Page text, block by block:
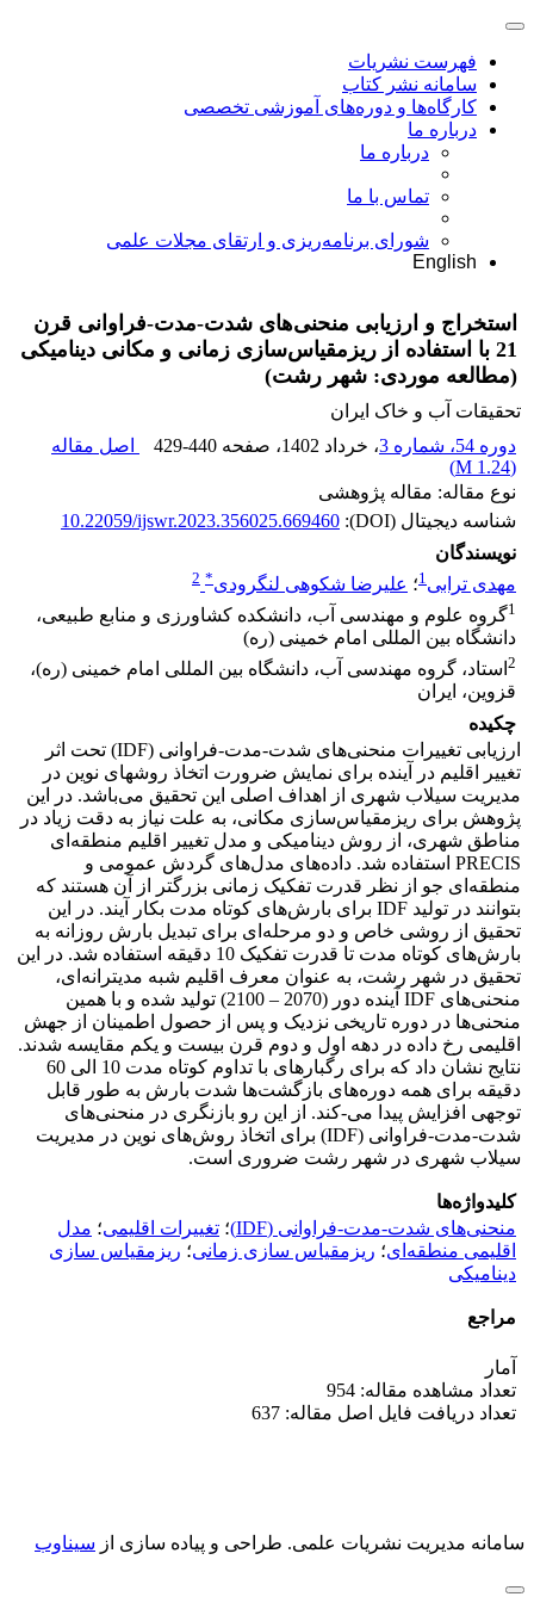
فهرست نشریات
سامانه نشر کتاب
کارگاه‌ها و دوره‌های آموزشی تخصصی
درباره ما
درباره ما
تماس با ما
شورای برنامه‌ریزی و ارتقای مجلات علمی
English
استخراج و ارزیابی منحنی‌های شدت-مدت-فراوانی قرن
21 با استفاده از ریزمقیاس‌سازی زمانی و مکانی دینامیکی
(مطالعه موردی: شهر رشت)
تحقیقات آب و خاک ایران
دوره 54، شماره 3
، خرداد 1402 ، صفحه 429-440
اصل مقاله
(
1.24 M
)
نوع مقاله: مقاله پژوهشی
شناسه دیجیتال (DOI):
10.22059/ijswr.2023.356025.669460
نویسندگان
مهدی ترابی1؛ علیرضا شکوهی لنگرودی*
2
1گروه علوم و مهندسی آب، دانشکده کشاورزی و منابع طبیعی،
دانشگاه بین المللی امام خمینی (ره)
2 استاد، گروه مهندسی آب، دانشگاه بین المللی امام خمینی (ره)،
قزوین، ایران
چکیده
ارزیابی تغییرات منحنی‌های شدت-مدت-فراوانی (IDF) تحت اثر
تغییر اقلیم در آینده برای نمایش ضرورت اتخاذ روشهای نوین در
مدیریت سیلاب شهری از اهداف اصلی این تحقیق می‌باشد. در این
پژوهش برای ریزمقیاس‌سازی مکانی، به علت نیاز به دقت زیاد در
مناطق شهری، از روش دینامیکی و مدل تغییر اقلیم منطقه‌ای
PRECIS استفاده شد. داده‌های مدل‌های گردش عمومی و
منطقه‌ای جو از نظر قدرت تفکیک زمانی بزرگتر از آن هستند که
بتوانند در تولید IDF برای بارش‌های کوتاه مدت بکار آیند. در این
تحقیق از روشی خاص و دو مرحله‌ای برای تبدیل بارش روزانه به
بارش‌های کوتاه مدت تا قدرت تفکیک 10 دقیقه استفاده شد. در این
تحقیق در شهر رشت، به عنوان معرف اقلیم شبه مدیترانه‌ای،
منحنی‌های IDF آینده دور (2070 – 2100) تولید شده و با همین
منحنی‌ها در دوره تاریخی نزدیک و پس از حصول اطمینان از جهش
اقلیمی رخ داده در دهه‌ اول و دوم قرن بیست و یکم مقایسه شدند.
نتایج نشان داد که برای رگبارهای با تداوم کوتاه مدت 10 الی 60
دقیقه برای همه دوره‌های بازگشت‌ها شدت بارش به طور قابل
توجهی افزایش پیدا می-کند. از این رو بازنگری در منحنی‌های
شدت-مدت-فراوانی (IDF) برای اتخاذ روش‌های نوین در مدیریت
سیلاب شهری در شهر رشت ضروری است.
کلیدواژه‌ها
منحنی‌های شدت-مدت-فراوانی (IDF)
؛ تغییرات اقلیمی؛ مدل
اقلیمی منطقه‌ای؛ ریزمقیاس سازی زمانی؛ ریزمقیاس سازی
دینامیکی
مراجع
آمار
تعداد مشاهده مقاله: 954
تعداد دریافت فایل اصل مقاله: 637
سامانه مدیریت نشریات علمی. طراحی و پیاده سازی از سیناوب